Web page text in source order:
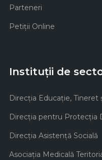
Parteneri
Petiții Online
Instituții de
Direcţia Educaţie, Tineret
Direcţia pentru Protecţia
Direcţia Asistenţă Socială
Asociaţia Medicală